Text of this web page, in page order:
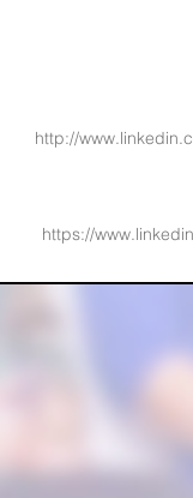
http://
https://